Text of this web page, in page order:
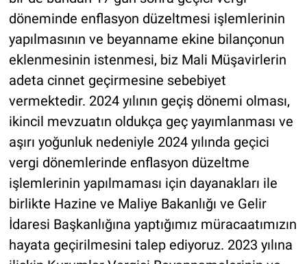
döneminde enflasyon düzeltmesi işlemlerinin
yapılmasının ve beyanname ekine bilançonun
eklenmesinin istenmesi, biz Mali Müşavirlerin
adeta cinnet geçirmesine sebebiyet
vermektedir. 2024 yılının geçiş dönemi olması,
ikincil mevzuatın oldukça geç yayımlanması ve
aşırı yoğunluk nedeniyle 2024 yılında geçici
vergi dönemlerinde enflasyon düzeltme
işlemlerinin yapılmaması için dayanakları ile
birlikte Hazine ve Maliye Bakanlığı ve Gelir
İdaresi Başkanlığına yaptığımız müracaatımızın
hayata geçirilmesini talep ediyoruz. 2023 yılına